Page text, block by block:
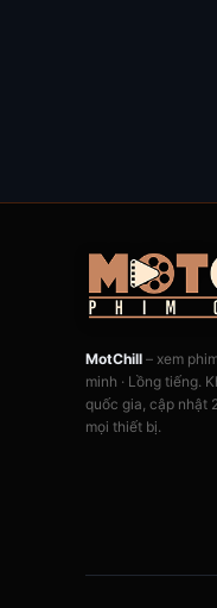
MotChill – xem
minh · Lồng tiếng.
quốc gia, cập nhật
mọi thiết bị.